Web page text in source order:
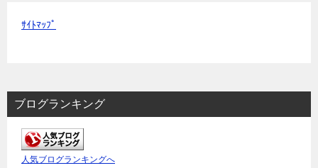
ｻｲﾄﾏｯﾌﾟ
ブログランキング
人気ブログランキングへ